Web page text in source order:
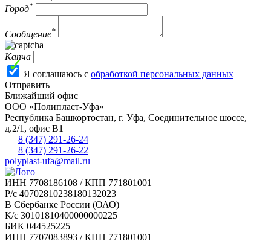
Город*
Сообщение*
Капча
Я соглашаюсь с обработкой персональных данных
Отправить
Ближайший офис
ООО «Полипласт-Уфа»
Республика Башкортостан, г. Уфа, Соединительное шоссе,
д.2/1, офис В1
8 (347) 291-26-24
8 (347) 291-26-22
polyplast-ufa@mail.ru
ИНН 7708186108 / КПП 771801001
Р/с 40702810238180132023
В Сбербанке России (ОАО)
К/с 30101810400000000225
БИК 044525225
ИНН 7707083893 / КПП 771801001